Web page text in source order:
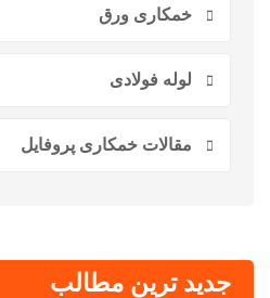
خمکاری ورق
لوله فولادی
مقالات خمکاری پروفایل
جدید ترین مطالب